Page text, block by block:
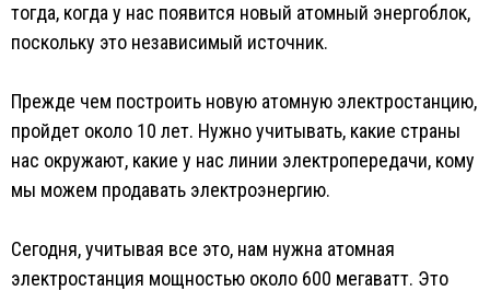
тогда, когда у нас появится новый атомный энергоблок,
поскольку это независимый источник.
Прежде чем построить новую атомную электростанцию,
пройдет около 10 лет. Нужно учитывать, какие страны
нас окружают, какие у нас линии электропередачи, кому
мы можем продавать электроэнергию.
Сегодня, учитывая все это, нам нужна атомная
электростанция мощностью около 600 мегаватт. Это